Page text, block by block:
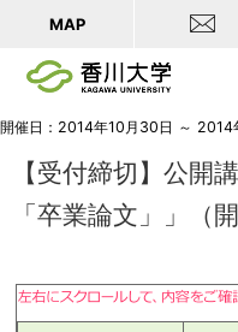
MAP
開催日：2014年10月30日 ～ 2014
【受付締切】公開
「卒業論文」」（